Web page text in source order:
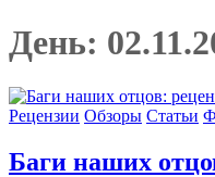
День:
Рецензии Обзоры Статьи
Баги наших